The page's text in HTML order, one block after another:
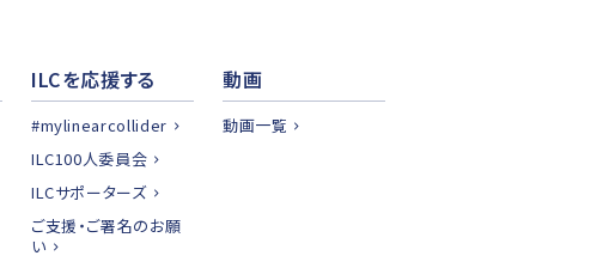
ILCを応援する
#mylinearcollider
ILC100人委員会
ILCサポーターズ
ご支援・ご署名のお願
い
動画
動画一覧